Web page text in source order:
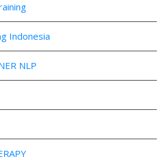
v
g
Indonesia
NLP